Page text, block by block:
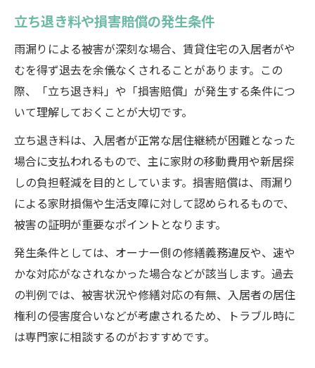
立ち退き料や損害賠償の発生条件
雨漏りによる被害が深刻な場合、賃貸住宅の入居者がや
むを得ず退去を余儀なくされることがあります。この
際、「立ち退き料」や「損害賠償」が発生する条件につ
いて理解しておくことが大切です。
立ち退き料は、入居者が正常な居住継続が困難となった
場合に支払われるもので、主に家財の移動費用や新居探
しの負担軽減を目的としています。損害賠償は、雨漏り
による家財損傷や生活支障に対して認められるもので、
被害の証明が重要なポイントとなります。
発生条件としては、オーナー側の修繕義務違反や、速や
かな対応がなされなかった場合などが該当します。過去
の判例では、被害状況や修繕対応の有無、入居者の居住
権利の侵害度合いなどが考慮されるため、トラブル時に
は専門家に相談するのがおすすめです。